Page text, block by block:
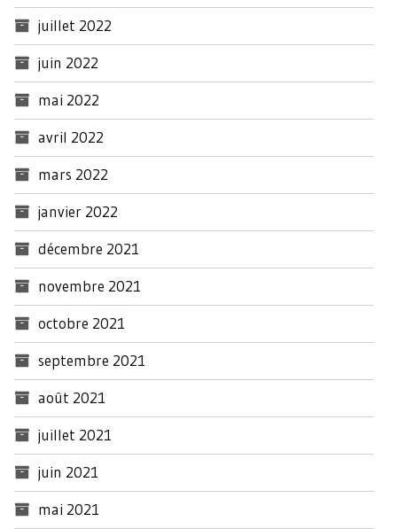
juillet 2022
juin 2022
mai 2022
avril 2022
mars 2022
janvier 2022
décembre 2021
novembre 2021
octobre 2021
septembre 2021
août 2021
juillet 2021
juin 2021
mai 2021